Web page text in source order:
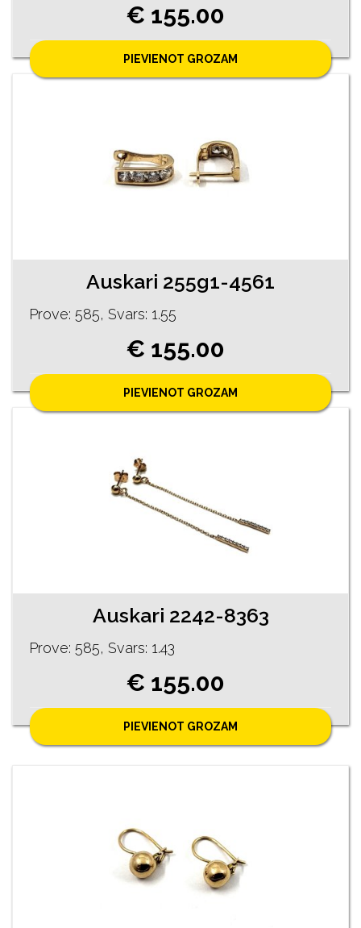
€ 155.00
PIEVIENOT GROZAM
Auskari 255g1-4561
Prove: 585, Svars: 1.55
€ 155.00
PIEVIENOT GROZAM
Auskari 2242-8363
Prove: 585, Svars: 1.43
€ 155.00
PIEVIENOT GROZAM